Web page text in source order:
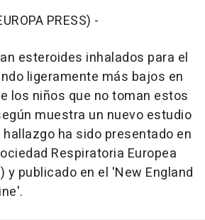
PRESS) -
esteroides inhalados para el
ligeramente más bajos en
los niños que no toman estos
muestra un nuevo estudio
ha sido presentado en
Respiratoria Europea
y publicado en el 'New England